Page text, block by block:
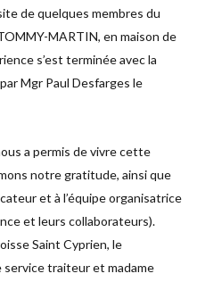
de quelques membres du
MARTIN, en maison de
s’est terminée avec la
Mgr Paul Desfarges le
a permis de vivre cette
notre gratitude, ainsi que
et à l’équipe organisatrice
et leurs collaborateurs).
Saint Cyprien, le
service traiteur et madame